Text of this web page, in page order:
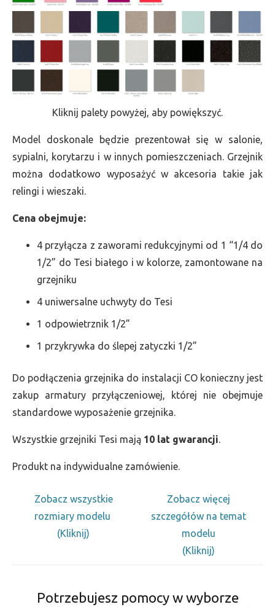
Kliknij palety powyżej, aby powiększyć.
Model doskonale będzie prezentował się w salonie,
sypialni, korytarzu i w innych pomieszczeniach. Grzejnik
można dodatkowo wyposażyć w akcesoria takie jak
relingi i wieszaki.
Cena obejmuje:
4 przyłącza z zaworami redukcyjnymi od 1 “1/4 do
1/2” do Tesi białego i w kolorze, zamontowane na
grzejniku
4 uniwersalne uchwyty do Tesi
1 odpowietrznik 1/2”
1 przykrywka do ślepej zatyczki 1/2”
Do podłączenia grzejnika do instalacji CO konieczny jest
zakup armatury przyłączeniowej, której nie obejmuje
standardowe wyposażenie grzejnika.
Wszystkie grzejniki Tesi mają 10 lat gwarancji.
Produkt na indywidualne zamówienie.
Zobacz wszystkie
rozmiary modelu
(Kliknij)
Zobacz więcej
szczegółów na temat
modelu
(Kliknij)
Potrzebujesz pomocy w wyborze